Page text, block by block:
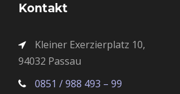
Kontakt
Kleiner Exerzierplatz 10,
94032 Passau
0851 / 988 493 – 99